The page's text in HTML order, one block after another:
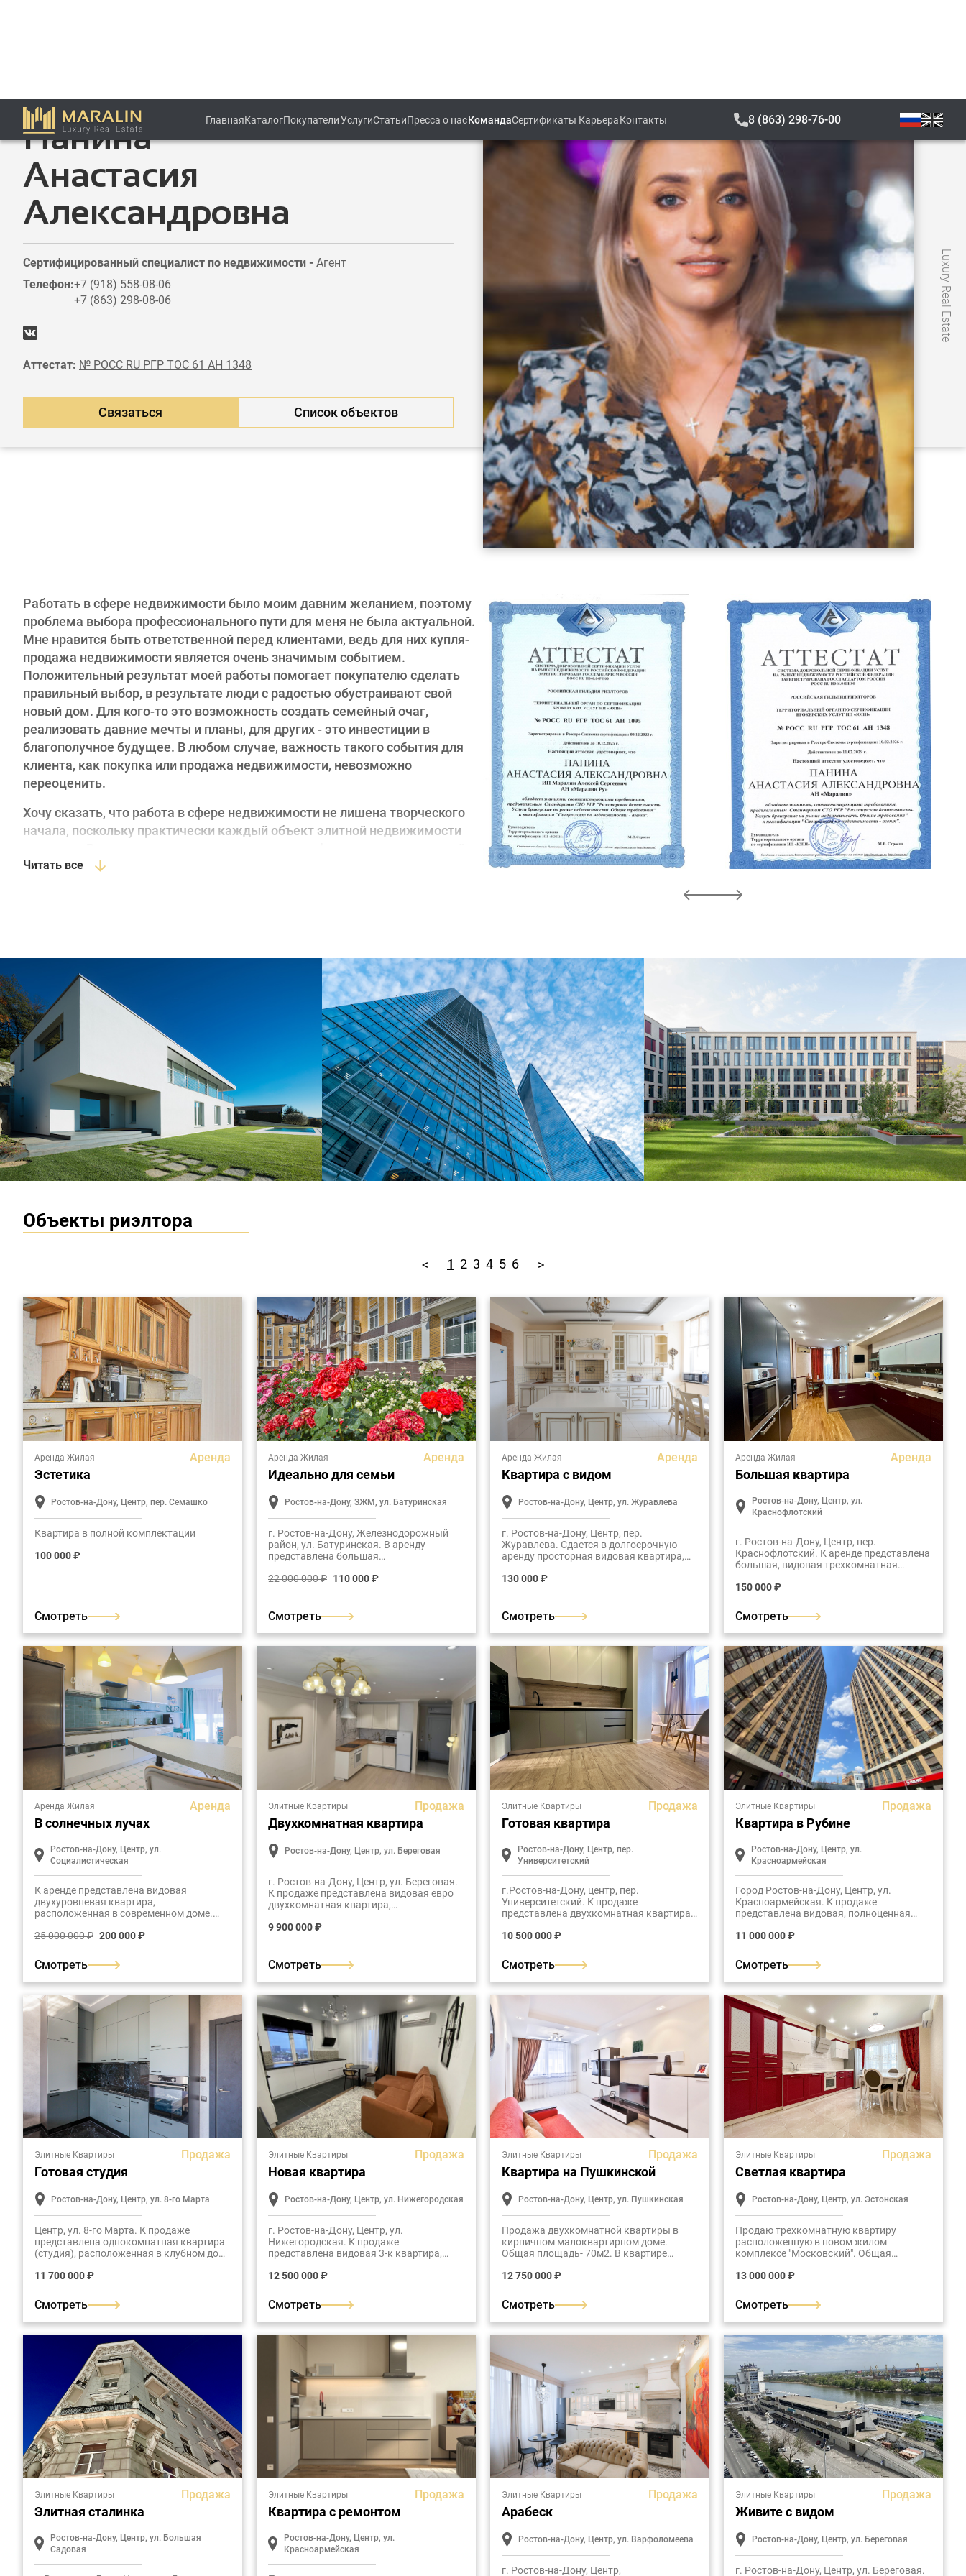
Эксперт рынка элитной недвижимости
Панина
Анастасия
Александровна
Сертифицированный специалист по недвижимости - Агент
Телефон:+7 (918) 558-08-06
+7 (863) 298-08-06
Аттестат: № РОСС RU РГР ТОС 61 АН 1348
Связаться Список объектов
Работать в сфере недвижимости было моим давним желанием, поэтому
проблема выбора профессионального пути для меня не была актуальной.
Мне нравится быть ответственной перед клиентами, ведь для них купля-
продажа недвижимости является очень значимым событием.
Положительный результат моей работы помогает покупателю сделать
правильный выбор, в результате люди с радостью обустраивают свой
новый дом. Для кого-то это возможность создать семейный очаг,
реализовать давние мечты и планы, для других - это инвестиции в
благополучное будущее. В любом случае, важность такого события для
клиента, как покупка или продажа недвижимости, невозможно
переоценить.
Хочу сказать, что работа в сфере недвижимости не лишена творческого
начала, поскольку практически каждый объект элитной недвижимости
от хозяина, который является вдохновителем, до строителей и
выполнять свою работу так, чтобы клиенты смогли получить именно то,
что они хотят, получить максимально выгодный результат. Лучшей
наградой за годы работы стало полное доверие и признание со стороны
моих клиентов, что подтверждают повторные обращения и
рекомендации.
Читать все
Объекты риэлтора
< 1 2 3 4 5 6 >
Аренда Жилая Аренда
Эстетика
Ростов-на-Дону, Центр, пер. Семашко
Квартира в полной комплектации
100 000 ₽
Смотреть
Аренда Жилая Аренда
Идеально для семьи
Ростов-на-Дону, ЗЖМ, ул. Батуринская
г. Ростов-на-Дону, Железнодорожный
район, ул. Батуринская. В аренду
представлена большая
расположенная в современном жилом
22 000 000 ₽ 110 000 ₽
Смотреть
Аренда Жилая Аренда
Квартира с видом
Ростов-на-Дону, Центр, ул. Журавлева
г. Ростов-на-Дону, Центр, пер.
Журавлева. Сдается в долгосрочную
аренду просторная видовая квартира,
комплексе "Театрал". Общая площадь
130 000 ₽
Смотреть
Аренда Жилая Аренда
Большая квартира
Ростов-на-Дону, Центр, ул.
Краснофлотский
г. Ростов-на-Дону, Центр, пер.
Краснофлотский. К аренде представлена
большая, видовая трехкомнатная
150 000 ₽
Смотреть
Аренда Жилая Аренда
В солнечных лучах
Ростов-на-Дону, Центр, ул.
Социалистическая
К аренде представлена видовая
двухуровневая квартира,
расположенная в современном доме.
м2.
25 000 000 ₽ 200 000 ₽
Смотреть
Элитные Квартиры Продажа
Двухкомнатная квартира
Ростов-на-Дону, Центр, ул. Береговая
г. Ростов-на-Дону, Центр, ул. Береговая.
К продаже представлена видовая евро
двухкомнатная квартира,
комплексе "Белый Ангел".
9 900 000 ₽
Смотреть
Элитные Квартиры Продажа
Готовая квартира
Ростов-на-Дону, Центр, пер.
Университетский
г.Ростов-на-Дону, центр, пер.
Университетский. К продаже
представлена двухкомнатная квартира,
комплексе "Университетский 137".
10 500 000 ₽
Смотреть
Элитные Квартиры Продажа
Квартира в Рубине
Ростов-на-Дону, Центр, ул.
Красноармейская
Город Ростов-на-Дону, Центр, ул.
Красноармейская. К продаже
представлена видовая, полноценная
жилом комплексе "Рубин". Общая
11 000 000 ₽
Смотреть
Элитные Квартиры Продажа
Готовая студия
Ростов-на-Дону, Центр, ул. 8-го Марта
Центр, ул. 8-го Марта. К продаже
представлена однокомнатная квартира
(студия), расположенная в клубном доме
11 700 000 ₽
Смотреть
Элитные Квартиры Продажа
Новая квартира
Ростов-на-Дону, Центр, ул. Нижегородская
г. Ростов-на-Дону, Центр, ул.
Нижегородская. К продаже
представлена видовая 3-к квартира,
класса "Тихий Дон". Общая площадь
12 500 000 ₽
Смотреть
Элитные Квартиры Продажа
Квартира на Пушкинской
Ростов-на-Дону, Центр, ул. Пушкинская
Продажа двухкомнатной квартиры в
кирпичном малоквартирном доме.
Общая площадь- 70м2. В квартире
использованием качественных
12 750 000 ₽
Смотреть
Элитные Квартиры Продажа
Светлая квартира
Ростов-на-Дону, Центр, ул. Эстонская
Продаю трехкомнатную квартиру
расположенную в новом жилом
комплексе "Московский". Общая
планировка: холл, кухня-столовая,
ванная, санузел, две лоджии.
13 000 000 ₽
Смотреть
Элитные Квартиры Продажа
Элитная сталинка
Ростов-на-Дону, Центр, ул. Большая
Садовая
Элитные Квартиры Продажа
Квартира с ремонтом
Ростов-на-Дону, Центр, ул.
Красноармейская
Элитные Квартиры Продажа
Арабеск
Ростов-на-Дону, Центр, ул. Варфоломеева
г. Ростов-на-Дону, Центр,
Элитные Квартиры Продажа
Живите с видом
Ростов-на-Дону, Центр, ул. Береговая
г. Ростов-на-Дону, Центр, ул. Береговая.